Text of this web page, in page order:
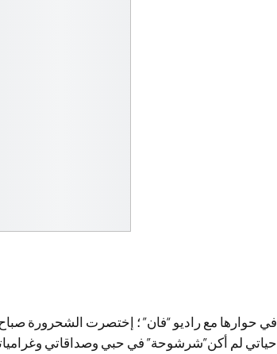
في حوارها مع راديو “فان” ؛ إختصرت الشحرورة
حياتي لم أكن”شرشوحة” في حبي وصداقاتي